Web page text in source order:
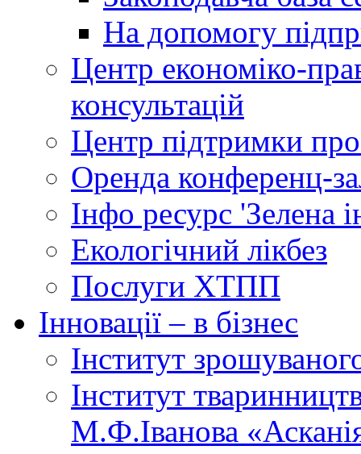
На допомогу
Центр економіко-
консультацій
Центр підтримки
Оренда конференц-
Інфо ресурс 'Зелена
Екологічний лікбез
Послуги ХТПП
Інновації – в бізнес
Інститут
Інститут
М.Ф.Іванова